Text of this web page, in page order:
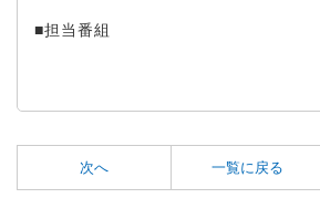
■担当番組
次へ 一覧に戻る